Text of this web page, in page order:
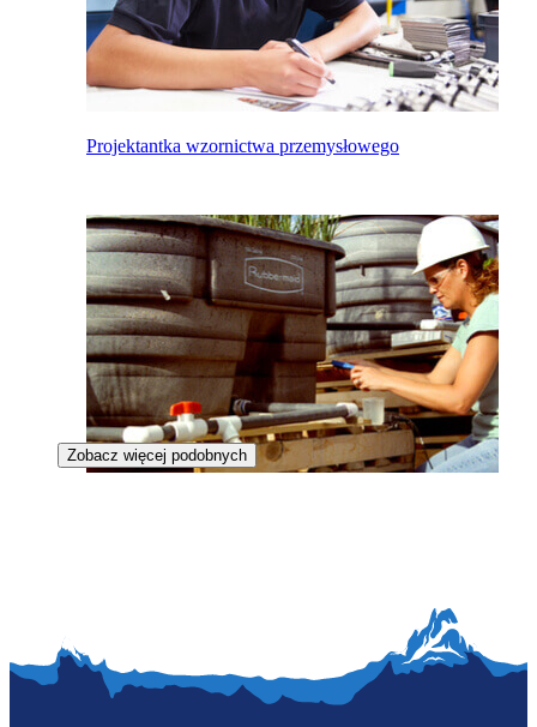
Projektantka wzornictwa przemysłowego
Zobacz więcej podobnych